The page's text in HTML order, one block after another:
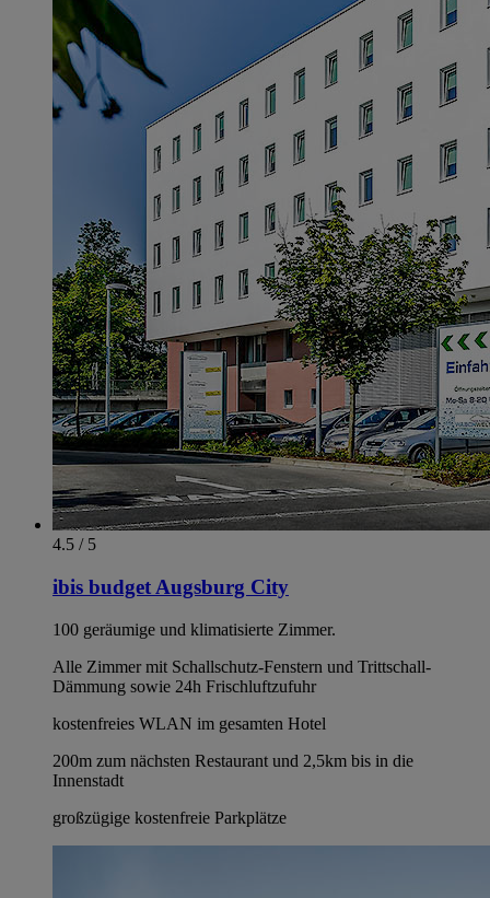
4.5 / 5
ibis budget Augsburg City
100 geräumige und klimatisierte Zimmer.
Alle Zimmer mit Schallschutz-Fenstern und Trittschall-
Dämmung sowie 24h Frischluftzufuhr
kostenfreies WLAN im gesamten Hotel
200m zum nächsten Restaurant und 2,5km bis in die
Innenstadt
großzügige kostenfreie Parkplätze